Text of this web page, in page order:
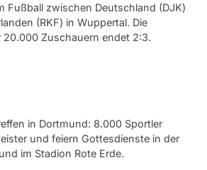
Fußball zwischen Deutschland (DJK)
(RKF) in Wuppertal. Die
20.000 Zuschauern endet 2:3.
in Dortmund: 8.000 Sportler
und feiern Gottesdienste in der
im Stadion Rote Erde.